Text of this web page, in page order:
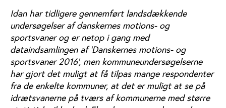
Idan har tidligere gennemført landsdækkende
undersøgelser af danskernes motions- og
sportsvaner og er netop i gang med
dataindsamlingen af ’Danskernes motions- og
sportsvaner 2016’, men kommuneundersøgelserne
har gjort det muligt at få tilpas mange respondenter
fra de enkelte kommuner, at det er muligt at se på
idrætsvanerne på tværs af kommunerne med større